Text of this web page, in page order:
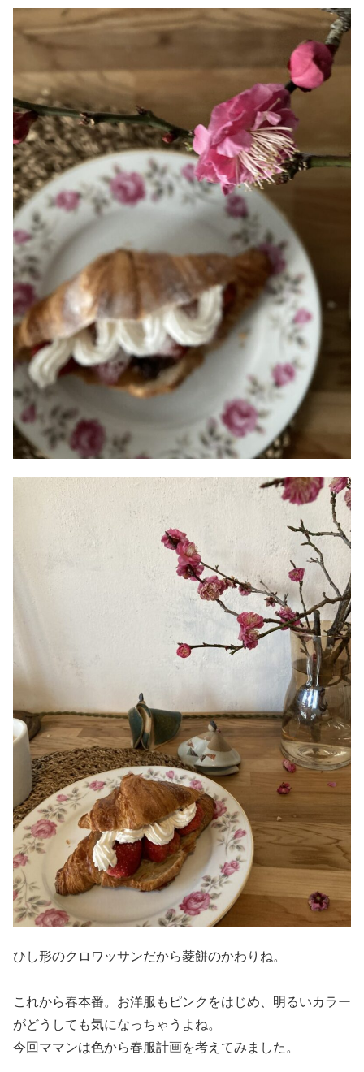
ひし形のクロワッサンだから菱餅のかわりね。
これから春本番。お洋服もピンクをはじめ、明るいカラー
がどうしても気になっちゃうよね。
今回ママンは色から春服計画を考えてみました。